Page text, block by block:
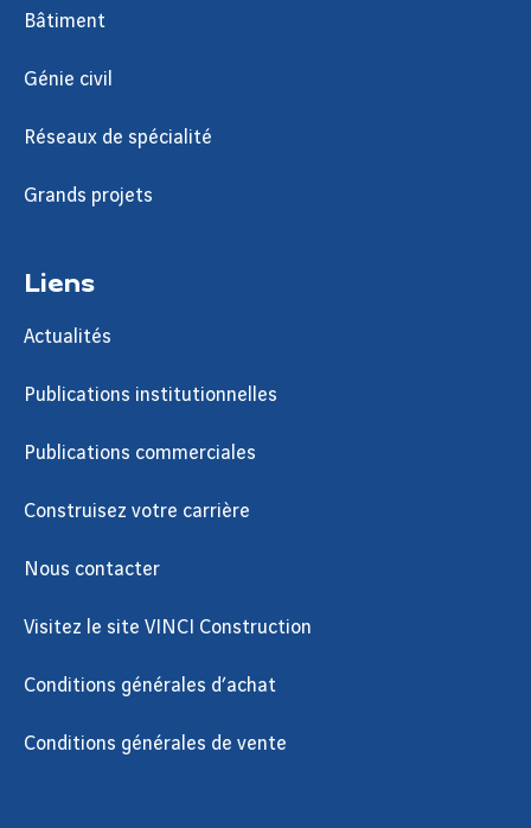
Bâtiment
Génie civil
Réseaux de spécialité
Grands projets
Liens
Actualités
Publications institutionnelles
Publications commerciales
Construisez votre carrière
Nous contacter
Visitez le site VINCI Construction
Conditions générales d’achat
Conditions générales de vente